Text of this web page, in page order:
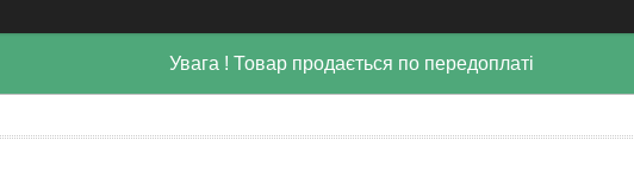
Увага ! Товар продається по передоплаті